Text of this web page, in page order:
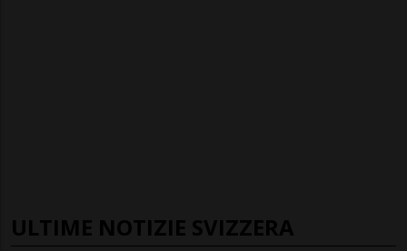
ULTIME NOTIZIE SVIZZERA